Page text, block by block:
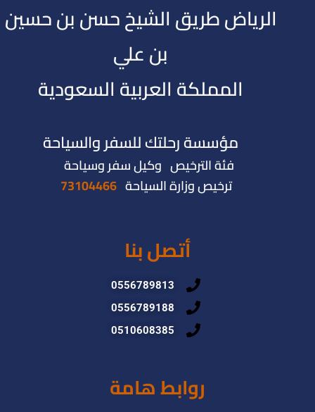
الرياض طريق الشيخ حسن بن حسين
بن علي
المملكة العربية السعودية
مؤسسة رحلتك للسفر والسياحة
فئة الترخيص وكيل سفر وسياحة
ترخيص وزارة السياحة 73104466
أتصل بنا
0556789813
0556789188
0510608385
روابط هامة